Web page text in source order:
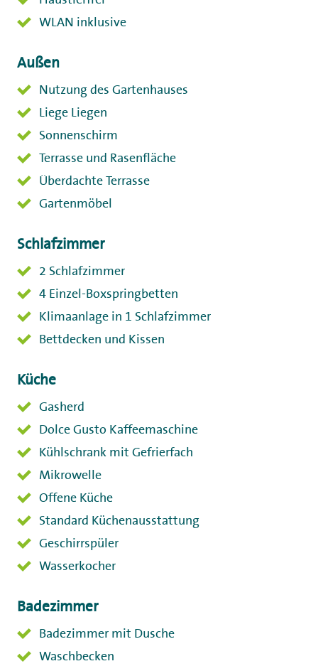
WLAN inklusive
Außen
Nutzung des Gartenhauses
Liege Liegen
Sonnenschirm
Terrasse und Rasenfläche
Überdachte Terrasse
Gartenmöbel
Schlafzimmer
2 Schlafzimmer
4 Einzel-Boxspringbetten
Klimaanlage in 1 Schlafzimmer
Bettdecken und Kissen
Küche
Gasherd
Dolce Gusto Kaffeemaschine
Kühlschrank mit Gefrierfach
Mikrowelle
Offene Küche
Standard Küchenausstattung
Geschirrspüler
Wasserkocher
Badezimmer
Badezimmer mit Dusche
Waschbecken